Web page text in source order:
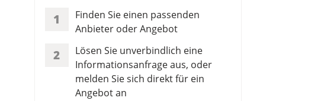
1
Finden Sie einen passenden
Anbieter oder Angebot
2
Lösen Sie unverbindlich eine
Informationsanfrage aus, oder
melden Sie sich direkt für ein
Angebot an